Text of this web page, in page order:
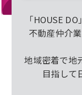
「HOUSE
不動産仲介
地域密着で地
目指して